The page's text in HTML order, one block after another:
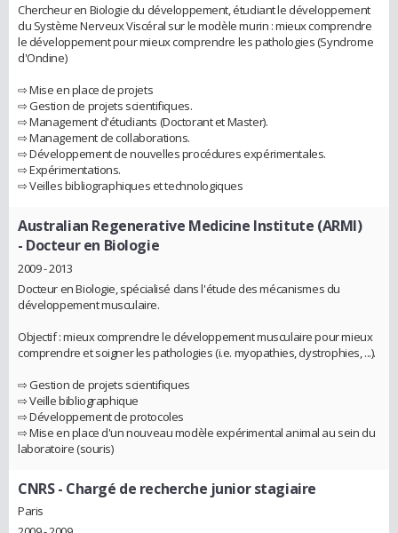
Chercheur en Biologie du développement, étudiant le développement
du Système Nerveux Viscéral sur le modèle murin : mieux comprendre
le développement pour mieux comprendre les pathologies (Syndrome
d'Ondine)
⇨ Mise en place de projets
⇨ Gestion de projets scientifiques.
⇨ Management d'étudiants (Doctorant et Master).
⇨ Management de collaborations.
⇨ Développement de nouvelles procédures expérimentales.
⇨ Expérimentations.
⇨ Veilles bibliographiques et technologiques
Australian Regenerative Medicine Institute (ARMI)
- Docteur en Biologie
2009 - 2013
Docteur en Biologie, spécialisé dans l'étude des mécanismes du
développement musculaire.
Objectif : mieux comprendre le développement musculaire pour mieux
comprendre et soigner les pathologies (i.e. myopathies, dystrophies, ...).
⇨ Gestion de projets scientifiques
⇨ Veille bibliographique
⇨ Développement de protocoles
⇨ Mise en place d'un nouveau modèle expérimental animal au sein du
laboratoire (souris)
CNRS- Chargé de recherche junior stagiaire
Paris